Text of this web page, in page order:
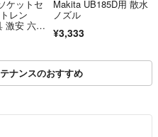
ケットセ
レン
激安 六
Makita UB185D用 散水
ノズル
¥3,333
ナンスのおすすめ